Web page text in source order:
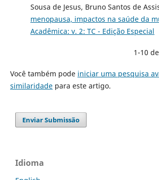
Sousa de Jesus, Bruno Santos de
menopausa, impactos na saúde da
Acadêmica: v. 2: TC - Edição Especial
1-10
Você também pode iniciar uma pesquisa
similaridadepara este artigo.
Enviar Submissão
Idioma